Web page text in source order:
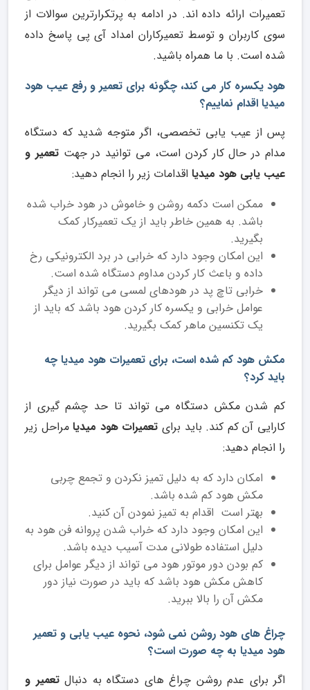
تعمیرات ارائه داده اند. در ادامه به پرتکرارترین سوالات از
سوی کاربران و توسط تعمیرکاران امداد آی پی پاسخ داده
شده است. با ما همراه باشید.
هود یکسره کار می کند، چگونه برای تعمیر و رفع عیب هود
میدیا اقدام نماییم؟
پس از عیب یابی تخصصی، اگر متوجه شدید که دستگاه
مدام در حال کار کردن است، می توانید در جهتتعمیر و
عیب یابی هود میدیا اقدامات زیر را انجام دهید:
ممکن است دکمه روشن و خاموش در هود خراب شده
باشد. به همین خاطر باید از یک تعمیرکار کمک
بگیرید.
این امکان وجود دارد که خرابی در برد الکترونیکی رخ
داده و باعث کار کردن مداوم دستگاه شده است.
خرابی تاچ پد در هودهای لمسی می تواند از دیگر
عوامل خرابی و یکسره کار کردن هود باشد که باید از
یک تکنسین ماهر کمک بگیرید.
مکش هود کم شده است، برای تعمیرات هود میدیا چه
باید کرد؟
کم شدن مکش دستگاه می تواند تا حد چشم گیری از
کارایی آن کم کند. باید برای تعمیرات هود میدیامراحل زیر
را انجام دهید:
امکان دارد که به دلیل تمیز نکردن و تجمع چربی
مکش هود کم شده باشد.
بهتر است اقدام به تمیز نمودن آن کنید.
این امکان وجود دارد که خراب شدن پروانه فن هود به
دلیل استفاده طولانی مدت آسیب دیده باشد.
کم بودن دور موتور هود می تواند از دیگر عوامل برای
کاهش مکش هود باشد که باید در صورت نیاز دور
مکش آن را بالا ببرید.
چراغ های هود روشن نمی شود، نحوه عیب یابی و تعمیر
هود میدیا به چه صورت است؟
اگر برای عدم روشن چراغ های دستگاه به دنبالتعمیر و